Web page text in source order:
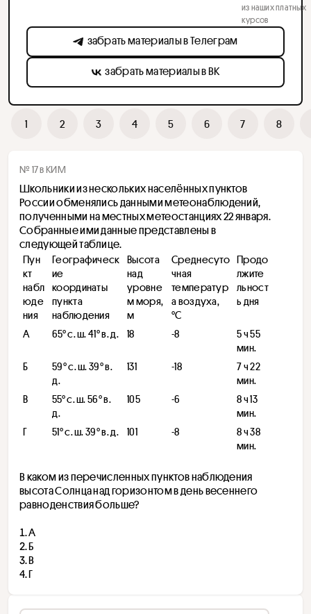
1 2 3 4 5 6 7 8
№ 17 в КИМ
Школьники из нескольких населённых пунктов
России обменялись данными метеонаблюдений,
полученными на местных метеостанциях 22 января.
Собранные ими данные представлены в
следующей таблице.
Пун
кт
набл
юде
ния
Географическ
ие
координаты
пункта
наблюдения
Высота
над
уровне
м моря,
м
Среднесуто
чная
температур
а воздуха,
°С
Продо
лжите
льност
ь дня
А ​65° с. ш. 41° в. д. 18 -8
5 ч 55
мин.
Б
59° с. ш. 39° в.
д.
131 -18
7 ч 22
мин.
В
​55° с. ш. 56° в.
д. ​
105 -6
8 ч 13
мин.
Г
51° с. ш. 39° в. д. 101 -8
8 ч 38
мин.
В каком из перечисленных пунктов наблюдения
высота Солнца над горизонтом в день весеннего
равноденствия больше?
А
Б
В
Г
из наших платных
курсов
забрать материалы в Телеграм
забрать материалы в ВК